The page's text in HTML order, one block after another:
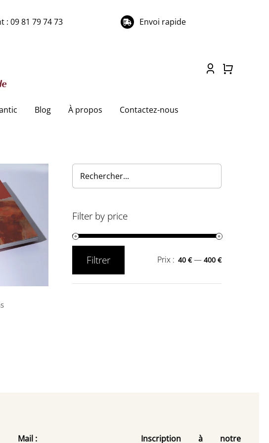
: 09 81 79 74 73 Envoi rapide
Blog À propos Contactez-nous
Filter by price
Filtrer Prix : 40 €— 400 €
Mail : Inscription à notre